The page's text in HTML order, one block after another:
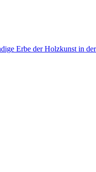
Erbe der Holzkunst in